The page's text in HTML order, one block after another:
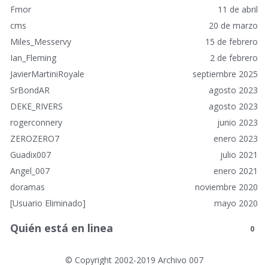
11 de abril
Fmor
20 de marzo
cms
15 de febrero
Miles_Messervy
2 de febrero
Ian_Fleming
septiembre 2025
JavierMartiniRoyale
agosto 2023
SrBondAR
agosto 2023
DEKE_RIVERS
junio 2023
rogerconnery
enero 2023
ZEROZERO7
julio 2021
Guadix007
enero 2021
Angel_007
noviembre 2020
doramas
mayo 2020
[Usuario Eliminado]
Quién está en linea 0
© Copyright 2002-2019 Archivo 007